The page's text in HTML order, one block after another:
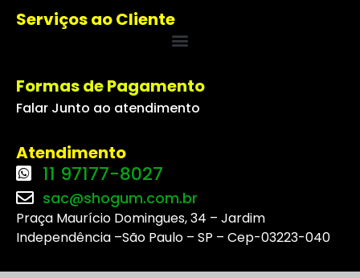
Serviços ao Cliente
Formas de Pagamento
Falar Junto ao atendimento
Atendimento
11 97177-8027
sac@shogum.com.br
Praça Maurício Domingues, 34 – Jardim
Independência –São Paulo – SP – Cep-03223-040